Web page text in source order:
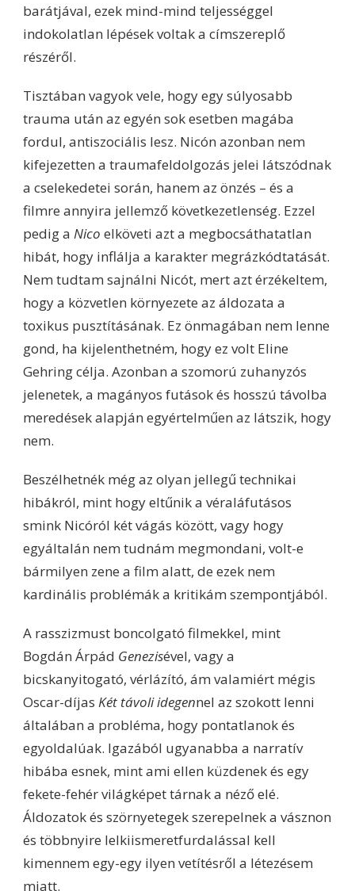
barátjával, ezek mind-mind teljességgel
indokolatlan lépések voltak a címszereplő
részéről.
Tisztában vagyok vele, hogy egy súlyosabb
trauma után az egyén sok esetben magába
fordul, antiszociális lesz. Nicón azonban nem
kifejezetten a traumafeldolgozás jelei látszódnak
a cselekedetei során, hanem az önzés – és a
filmre annyira jellemző következetlenség. Ezzel
pedig a Nico elköveti azt a megbocsáthatatlan
hibát, hogy inflálja a karakter megrázkódtatását.
Nem tudtam sajnálni Nicót, mert azt érzékeltem,
hogy a közvetlen környezete az áldozata a
toxikus pusztításának. Ez önmagában nem lenne
gond, ha kijelenthetném, hogy ez volt Eline
Gehring célja. Azonban a szomorú zuhanyzós
jelenetek, a magányos futások és hosszú távolba
meredések alapján egyértelműen az látszik, hogy
nem.
Beszélhetnék még az olyan jellegű technikai
hibákról, mint hogy eltűnik a véraláfutásos
smink Nicóról két vágás között, vagy hogy
egyáltalán nem tudnám megmondani, volt-e
bármilyen zene a film alatt, de ezek nem
kardinális problémák a kritikám szempontjából.
A rasszizmust boncolgató filmekkel, mint
Bogdán Árpád Genezisével, vagy a
bicskanyitogató, vérlázító, ám valamiért mégis
Oscar-díjas Két távoli idegennel az szokott lenni
általában a probléma, hogy pontatlanok és
egyoldalúak. Igazából ugyanabba a narratív
hibába esnek, mint ami ellen küzdenek és egy
fekete-fehér világképet tárnak a néző elé.
Áldozatok és szörnyetegek szerepelnek a vásznon
és többnyire lelkiismeretfurdalással kell
kimennem egy-egy ilyen vetítésről a létezésem
miatt.